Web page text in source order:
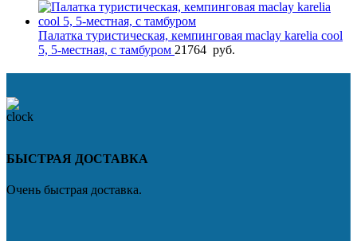
Палатка туристическая, кемпинговая maclay karelia cool
5, 5-местная, с тамбуром 21764 руб.
БЫСТРАЯ ДОСТАВКА
Очень быстрая доставка.